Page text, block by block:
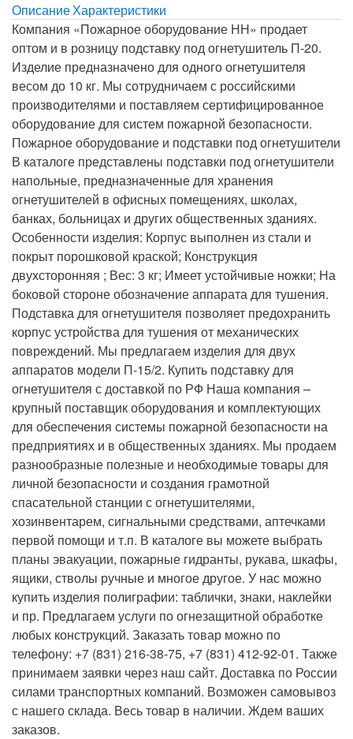
ОписаниеХарактеристики
Компания «Пожарное оборудование НН» продает
оптом и в розницу подставку под огнетушитель П-20.
Изделие предназначено для одного огнетушителя
весом до 10 кг. Мы сотрудничаем с российскими
производителями и поставляем сертифицированное
оборудование для систем пожарной безопасности.
Пожарное оборудование и подставки под огнетушители
В каталоге представлены подставки под огнетушители
напольные, предназначенные для хранения
огнетушителей в офисных помещениях, школах,
банках, больницах и других общественных зданиях.
Особенности изделия: Корпус выполнен из стали и
покрыт порошковой краской; Конструкция
двухсторонняя ; Вес: 3 кг; Имеет устойчивые ножки; На
боковой стороне обозначение аппарата для тушения.
Подставка для огнетушителя позволяет предохранить
корпус устройства для тушения от механических
повреждений. Мы предлагаем изделия для двух
аппаратов модели П-15/2. Купить подставку для
огнетушителя с доставкой по РФ Наша компания –
крупный поставщик оборудования и комплектующих
для обеспечения системы пожарной безопасности на
предприятиях и в общественных зданиях. Мы продаем
разнообразные полезные и необходимые товары для
личной безопасности и создания грамотной
спасательной станции с огнетушителями,
хозинвентарем, сигнальными средствами, аптечками
первой помощи и т.п. В каталоге вы можете выбрать
планы эвакуации, пожарные гидранты, рукава, шкафы,
ящики, стволы ручные и многое другое. У нас можно
купить изделия полиграфии: таблички, знаки, наклейки
и пр. Предлагаем услуги по огнезащитной обработке
любых конструкций. Заказать товар можно по
телефону: +7 (831) 216-38-75, +7 (831) 412-92-01. Также
принимаем заявки через наш сайт. Доставка по России
силами транспортных компаний. Возможен самовывоз
с нашего склада. Весь товар в наличии. Ждем ваших
заказов.